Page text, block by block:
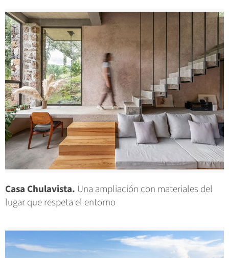
Casa Chulavista. Una ampliación con materiales del
lugar que respeta el entorno